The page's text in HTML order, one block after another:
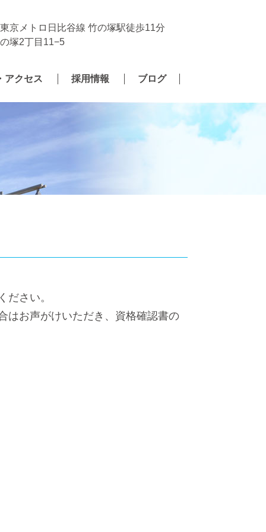
京メトロ日比谷線 竹の塚駅徒歩11分
塚2丁目11−5
アクセス 採用情報 ブログ
ださい。
はお声がけいただき、資格確認書の